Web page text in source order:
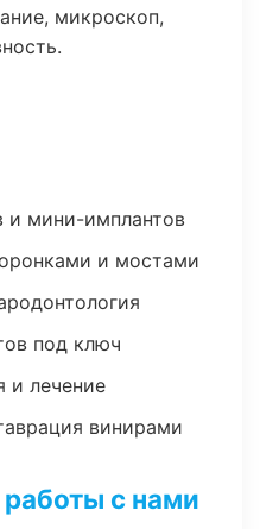
микроскоп,
и мини-имплантов
и мостами
под ключ
и лечение
винирами
с нами